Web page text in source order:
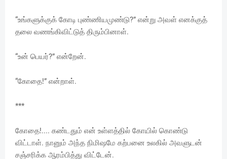
“உங்களுக்குக் கோடி புண்ணியமுண்டு?” என்று அவள் எனக்குத்
தலை வணங்கிவிட்டுத் திரும்பினாள்.
“உன் பெயர்?” என்றேன்.
“கோதை!” என்றாள்.
***
கோதை!.... கண்டதும் என் உள்ளத்தில் கோயில் கொண்டு
விட்டாள். நானும் அந்த நிமிஷமே கற்பனை உலகில் அவளுடன்
சஞ்சரிக்க ஆரம்பித்து விட்டேன்.